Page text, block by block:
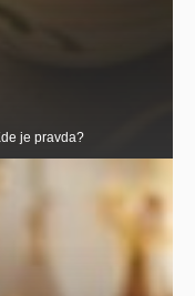
je pravda?